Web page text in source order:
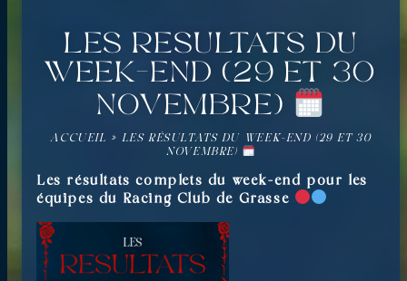
Les résultats du
week-end (29 et 30
novembre)
ACCUEIL » LES RÉSULTATS DU WEEK-END (29 ET 30
NOVEMBRE)
Les résultats complets du week-end pour les
équipes du Racing Club de Grasse